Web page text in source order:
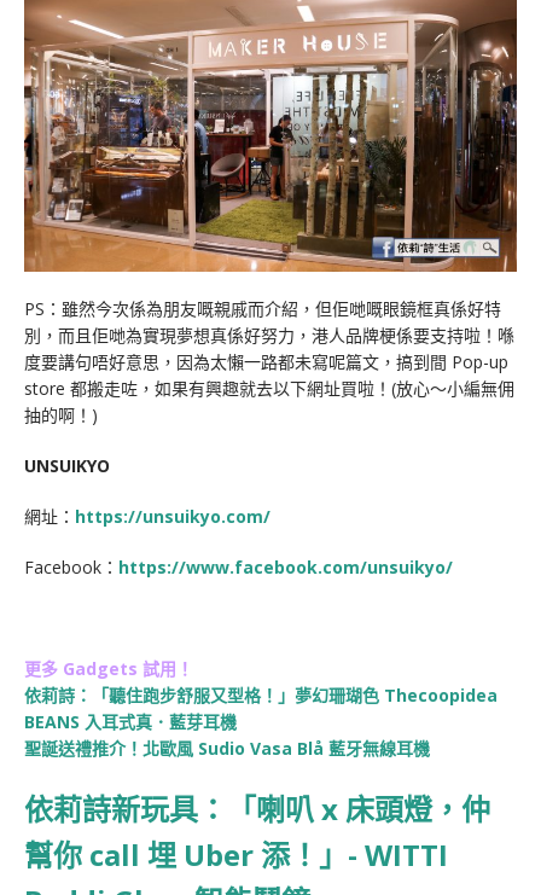
PS：雖然今次係為朋友嘅親戚而介紹，但佢哋嘅眼鏡框真係好特
別，而且佢哋為實現夢想真係好努力，港人品牌梗係要支持啦！喺
度要講句唔好意思，因為太懶一路都未寫呢篇文，搞到間 Pop-up
store 都搬走咗，如果有興趣就去以下網址買啦！(放心～小編無佣
抽的啊！)
UNSUIKYO
網址： https://unsuikyo.com/
Facebook： https://www.facebook.com/unsuikyo/
更多 Gadgets 試用！
依莉詩：「聽住跑步舒服又型格！」夢幻珊瑚色 Thecoopidea
BEANS 入耳式真．藍芽耳機
聖誕送禮推介！北歐風 Sudio Vasa Blå 藍牙無線耳機
依莉詩新玩具：「喇叭 x 床頭燈，仲
幫你 call 埋 Uber 添！」- WITTI